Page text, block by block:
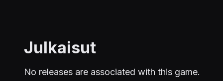
Julkaisut
No releases are associated with this game.